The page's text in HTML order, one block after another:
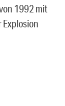
1992 mit
Explosion